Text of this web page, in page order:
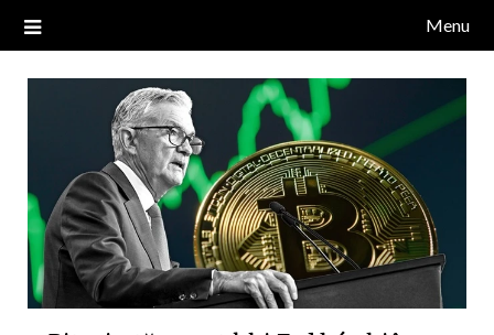
NDT CAPITAL | BLOG TIỀN
ĐIỆN TỬ CRYPTO
Blog về thị trường crypto, tiền điện tử, tiền mã hoá, công nghệ
blockchain.
Menu